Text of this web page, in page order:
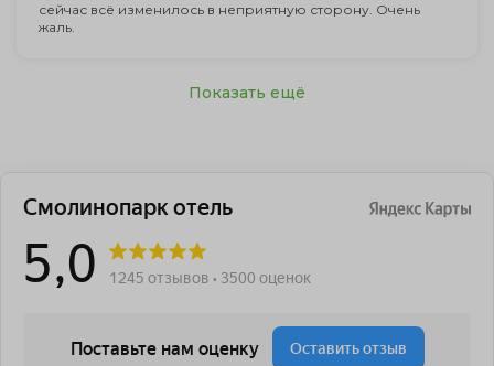
сейчас всё изменилось в неприятную сторону. Очень
жаль.
Показать ещё